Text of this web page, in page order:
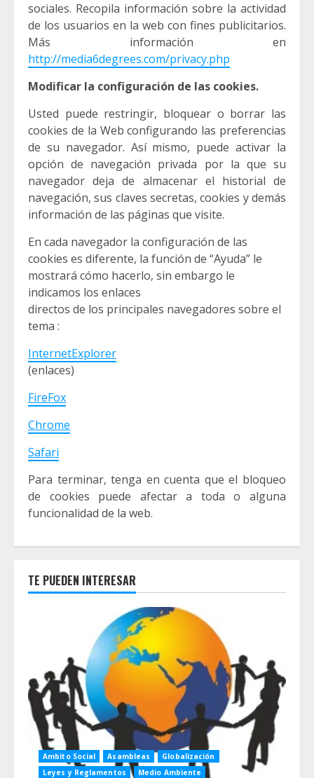
sociales. Recopila información sobre la actividad
de los usuarios en la web con fines publicitarios.
Más información en
http://media6degrees.com/privacy.php
Modificar la configuración de las cookies.
Usted puede restringir, bloquear o borrar las
cookies de la Web configurando las preferencias
de su navegador. Así mismo, puede activar la
opción de navegación privada por la que su
navegador deja de almacenar el historial de
navegación, sus claves secretas, cookies y demás
información de las páginas que visite.
En cada navegador la configuración de las
cookies es diferente, la función de “Ayuda” le
mostrará cómo hacerlo, sin embargo le
indicamos los enlaces
directos de los principales navegadores sobre el
tema :
InternetExplorer
(enlaces)
FireFox
Chrome
Safari
Para terminar, tenga en cuenta que el bloqueo
de cookies puede afectar a toda o alguna
funcionalidad de la web.
TE PUEDEN INTERESAR
Ambito Social Asambleas
Globalización
Leyes y Reglamentos
Medio Ambiente